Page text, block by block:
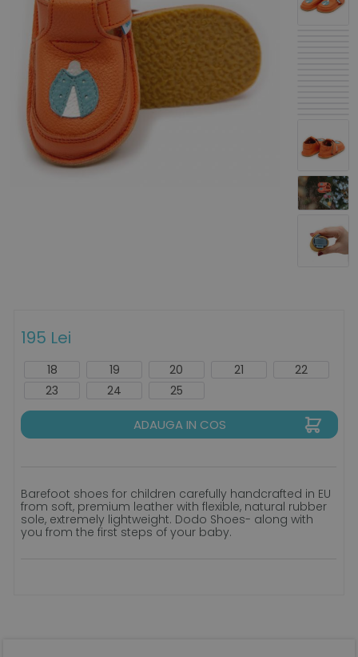
195 Lei
18 19 20 21
22
23
24 25
ADAUGA IN COS
Barefoot shoes for children carefully handcrafted in EU
from soft, premium leather with flexible, natural rubber
sole, extremely lightweight. Dodo Shoes- along with
you from the first steps of your baby.